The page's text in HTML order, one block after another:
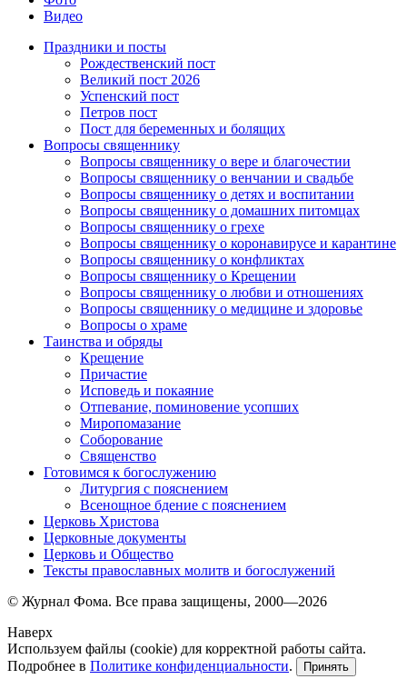
Видео
Праздники и посты
Рождественский пост
Великий пост 2026
Успенский пост
Петров пост
Пост для беременных и болящих
Вопросы священнику
Вопросы священнику о вере и благочестии
Вопросы священнику о венчании и свадьбе
Вопросы священнику о детях и воспитании
Вопросы священнику о домашних питомцах
Вопросы священнику о грехе
Вопросы священнику о коронавирусе и карантине
Вопросы священнику о конфликтах
Вопросы священнику о Крещении
Вопросы священнику о любви и отношениях
Вопросы священнику о медицине и здоровье
Вопросы о храме
Таинства и обряды
Крещение
Причастие
Исповедь и покаяние
Отпевание, поминовение усопших
Миропомазание
Соборование
Священство
Готовимся к богослужению
Литургия с пояснением
Всенощное бдение с пояснением
Церковь Христова
Церковные документы
Церковь и Общество
Тексты православных молитв и богослужений
© Журнал Фома. Все права защищены, 2000—2026
Наверх
Используем файлы (cookie) для корректной работы сайта.
Подробнее в Политике конфиденциальности. Принять